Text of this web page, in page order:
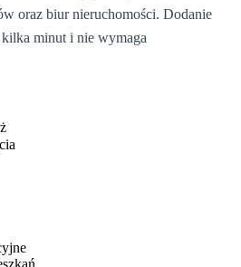
oraz biur nieruchomości. Dodanie
minut i nie wymaga